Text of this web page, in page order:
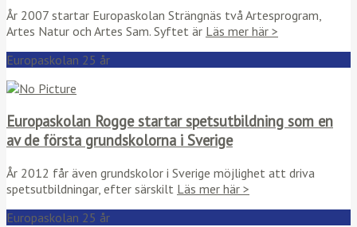
År 2007 startar Europaskolan Strängnäs två Artesprogram,
Artes Natur och Artes Sam. Syftet är Läs mer här >
Europaskolan 25 år
Europaskolan Rogge startar spetsutbildning som en
av de första grundskolorna i Sverige
År 2012 får även grundskolor i Sverige möjlighet att driva
spetsutbildningar, efter särskilt Läs mer här >
Europaskolan 25 år